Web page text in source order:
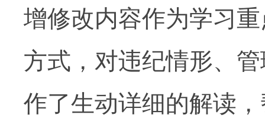
增修改内容作为学习
方式，对违纪情形、
作了生动详细的解读